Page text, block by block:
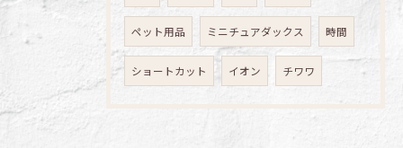
ペット用品 ミニチュアダックス 時間
ショートカット イオン チワワ